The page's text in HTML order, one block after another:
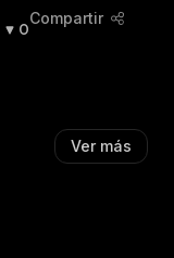
0
Compartir
Ver más